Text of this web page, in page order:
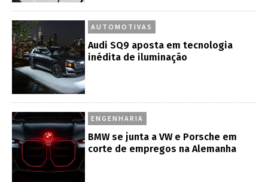
AUTOMOTIVAS
Audi SQ9 aposta em tecnologia
inédita de iluminação
ENGENHARIA
BMW se junta a VW e Porsche em
corte de empregos na Alemanha